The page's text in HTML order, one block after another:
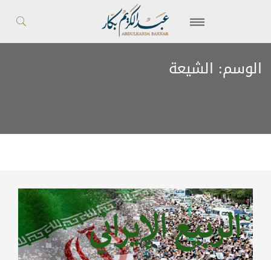
الوسم: الشيعة